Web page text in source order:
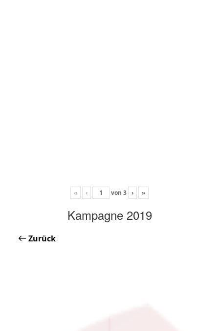
« ‹ von 3 › »
Kampagne 2019
Zurück